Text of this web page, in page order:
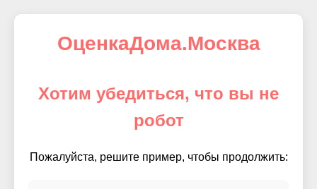
ОценкаДома.Москва
Хотим убедиться, что вы не
робот
Пожалуйста, решите пример, чтобы продолжить: